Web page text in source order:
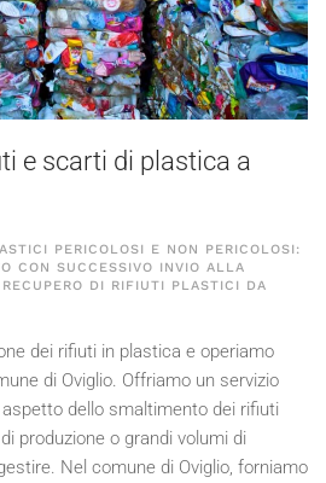
e scarti di plastica a
PERICOLOSI E NON PERICOLOSI:
CON SUCCESSIVO INVIO ALLA
DI RIFIUTI PLASTICI DA
dei rifiuti in plastica e operiamo
di Oviglio. Offriamo un servizio
dello smaltimento dei rifiuti
produzione o grandi volumi di
Nel comune di Oviglio, forniamo